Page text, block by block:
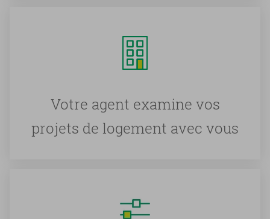
Votre agent examine vos
projets de logement avec vous